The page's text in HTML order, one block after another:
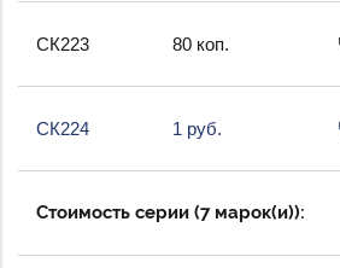
СК223 80 коп.
СК224 1 руб.
Стоимость серии (7 марок(и)):